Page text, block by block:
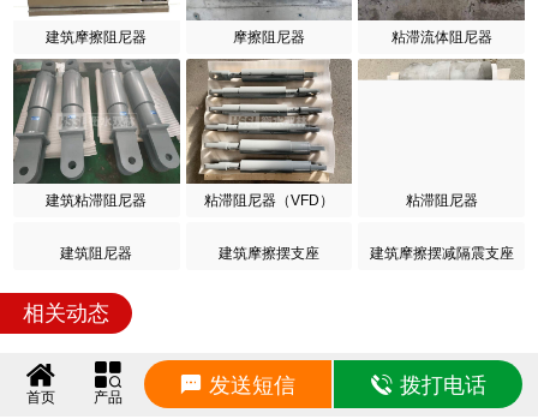
建筑摩擦阻尼器 摩擦阻尼器 粘滞流体阻尼器
建筑粘滞阻尼器 粘滞阻尼器（VFD） 粘滞阻尼器
建筑阻尼器
建筑摩擦摆支座 建筑摩擦摆减隔震支座
首页 产品 发送短信 拨打电话